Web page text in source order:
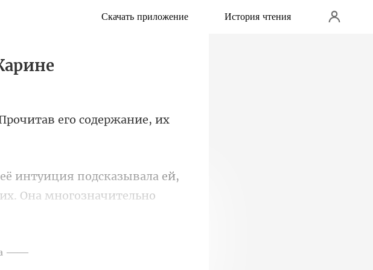
Скачать приложение История чтения
его содержание
казывала ей,
при
——